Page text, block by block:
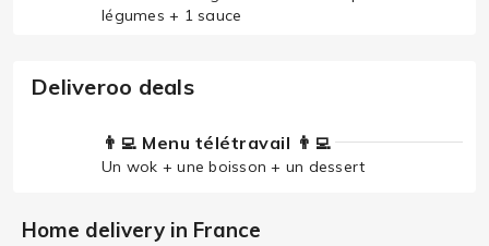
légumes + 1 sauce
Deliveroo deals
👨‍💻 Menu télétravail 👨‍💻
Un wok + une boisson + un dessert
Home delivery in France